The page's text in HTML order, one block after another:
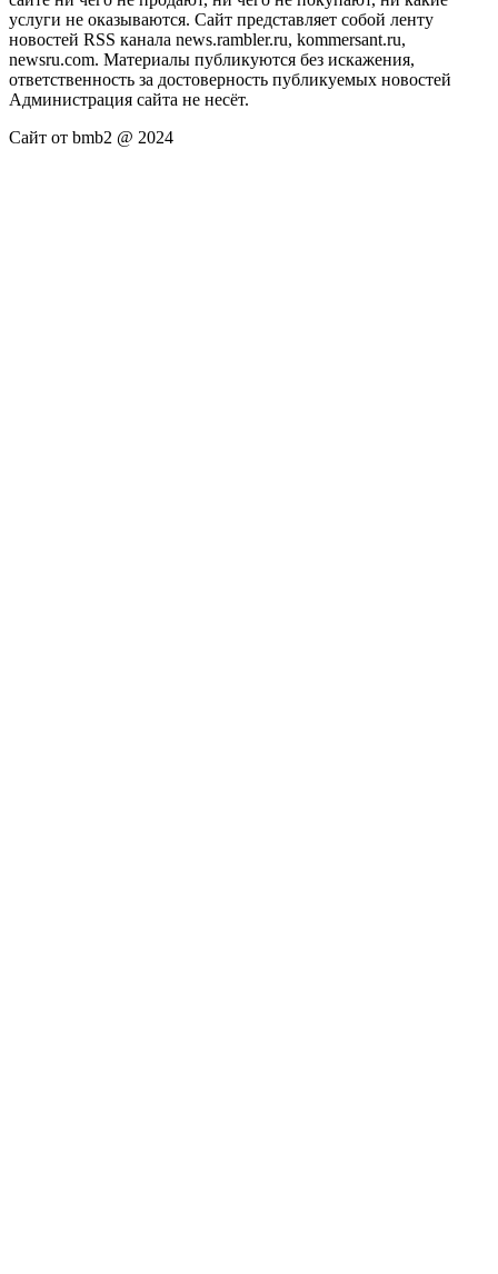
услуги не оказываются. Сайт представляет собой ленту
новостей RSS канала news.rambler.ru, kommersant.ru,
newsru.com. Материалы публикуются без искажения,
ответственность за достоверность публикуемых новостей
Администрация сайта не несёт.
Сайт от bmb2 @ 2024